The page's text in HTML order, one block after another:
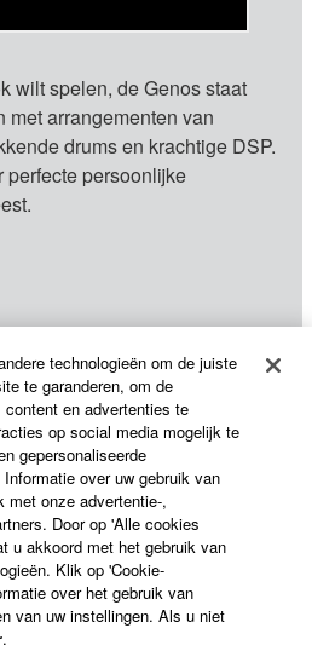
wilt spelen, de Genos staat
met arrangementen van
drums en krachtige DSP.
perfecte persoonlijke
technologieën om de juiste
te garanderen, om de
en advertenties te
op social media mogelijk te
gepersonaliseerde
over uw gebruik van
met onze advertentie-,
Door op 'Alle cookies
u akkoord met het gebruik van
Klik op 'Cookie-
over het gebruik van
van uw instellingen. Als u niet
.